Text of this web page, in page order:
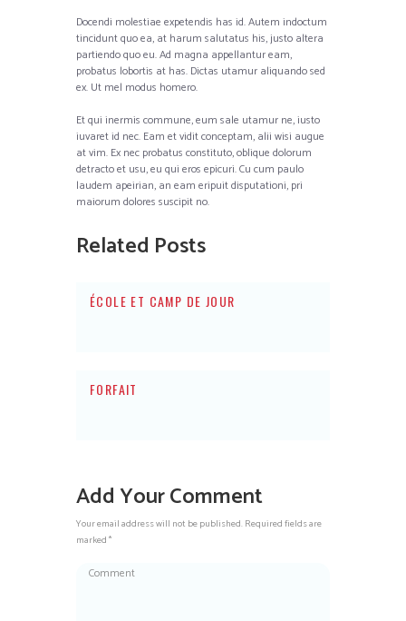
Docendi molestiae expetendis has id. Autem indoctum
tincidunt quo ea, at harum salutatus his, justo altera
partiendo quo eu. Ad magna appellantur eam,
probatus lobortis at has. Dictas utamur aliquando sed
ex. Ut mel modus homero.
Et qui inermis commune, eum sale utamur ne, iusto
iuvaret id nec. Eam et vidit conceptam, alii wisi augue
at vim. Ex nec probatus constituto, oblique dolorum
detracto et usu, eu qui eros epicuri. Cu cum paulo
laudem apeirian, an eam eripuit disputationi, pri
maiorum dolores suscipit no.
Related Posts
ÉCOLE ET CAMP DE JOUR
FORFAIT
Add Your Comment
Your email address will not be published. Required fields are
marked *